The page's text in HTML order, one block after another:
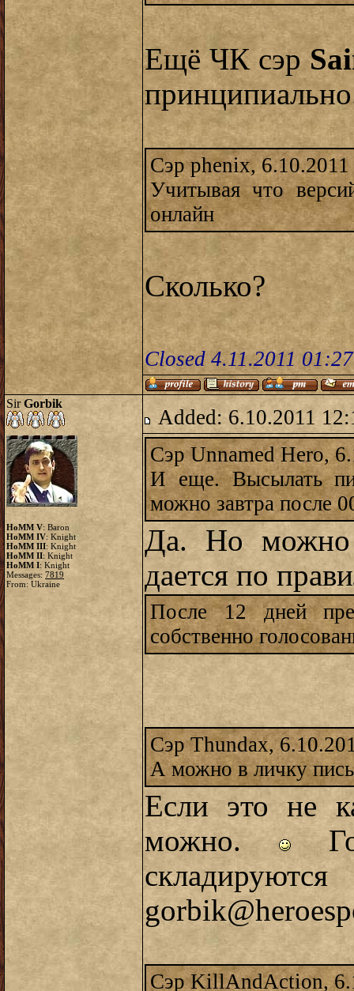
Ещё ЧК сэр
Сэр phenix,
Учитывая что
онлайн
Сколько?
Closed 4.11.2011
SirGorbik
HoMM V: Baron
HoMM IV: Knight
HoMM III: Knight
HoMM II: Knight
HoMM I: Knight
Messages: 7819
From: Ukraine
Added: 6.10.2011
Сэр Unnamed Hero,
И еще. Высылать
можно завтра после
Да. Но можно
дается по
После 12 дней
собственно
Сэр Thundax,
А можно в личку
Если это не
можно.
Сэр KillAndAction,